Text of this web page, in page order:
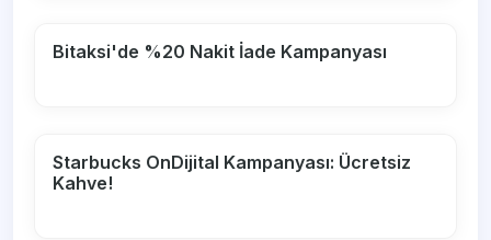
Bitaksi'de %20 Nakit İade Kampanyası
Starbucks OnDijital Kampanyası: Ücretsiz
Kahve!